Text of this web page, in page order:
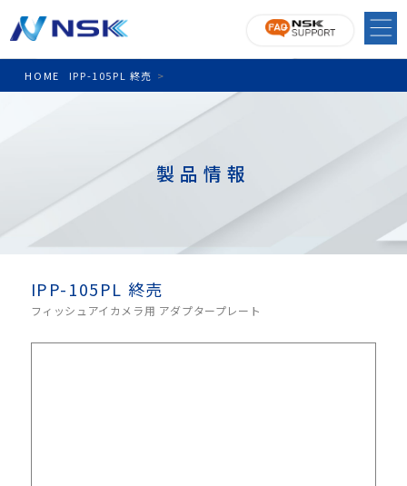
HOME >
IPP-105PL 終売
製品情報
IPP-105PL 終売
フィッシュアイカメラ用 アダプタープレート